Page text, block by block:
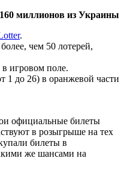
миллионов из Украины
.
чем 50 лотерей,
в игровом поле.
1 до 26) в оранжевой части
официальные билеты
в розыгрыше на тех
билеты в
же шансами на